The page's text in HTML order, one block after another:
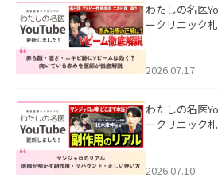
わたしの名医
ークリニック
した。
2026.07.17
わたしの名医
ークリニック
た。
2026.07.10